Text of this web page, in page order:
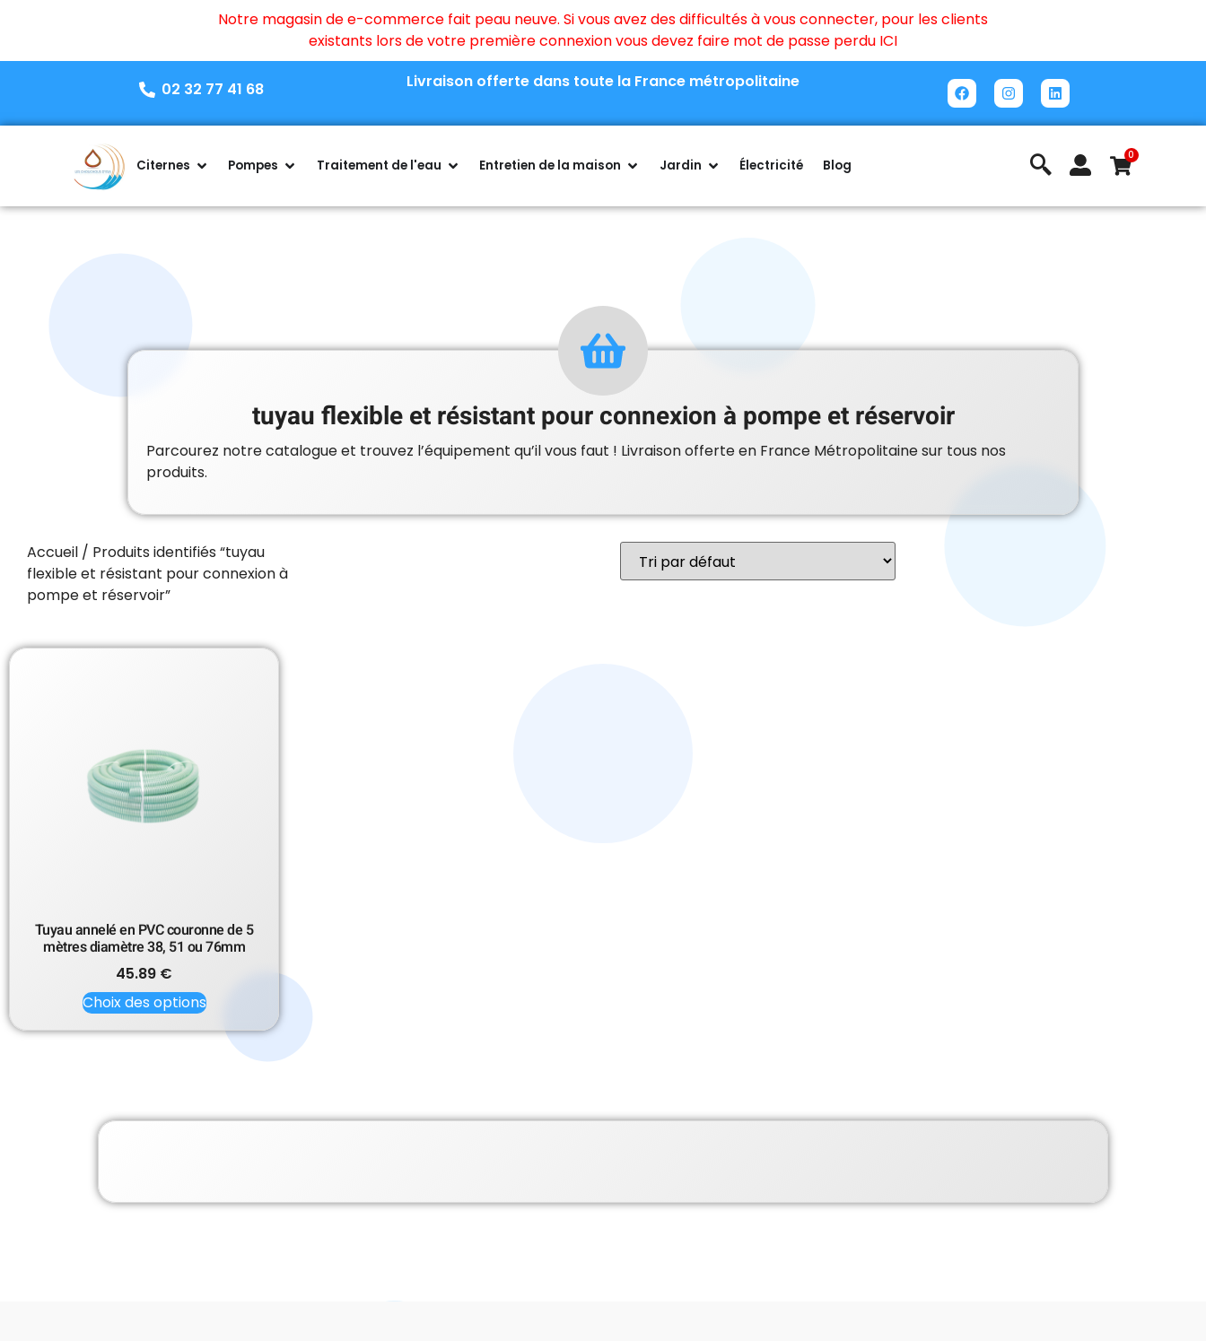
Notre magasin de e-commerce fait peau neuve. Si vous avez des difficultés à vous connecter, pour les clients
existants lors de votre première connexion vous devez faire mot de passe perdu ICI
02 32 77 41 68 Livraison offerte dans toute la France métropolitaine
Citernes Pompes Traitement de l'eau Entretien de la maison Jardin Électricité Blog
0
tuyau flexible et résistant pour connexion à pompe et réservoir
Parcourez notre catalogue et trouvez l’équipement qu’il vous faut ! Livraison offerte en France Métropolitaine sur tous nos
produits.
Accueil / Produits identifiés “tuyau
flexible et résistant pour connexion à
pompe et réservoir”
Tuyau annelé en PVC couronne de 5
mètres diamètre 38, 51 ou 76mm
45.89 €
Choix des options